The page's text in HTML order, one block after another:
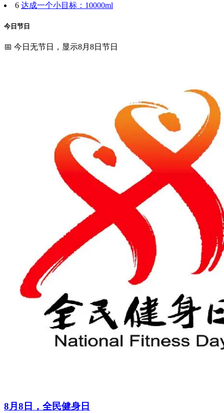
6 达成一个小目标：10000ml
今日节日
📅 今日无节日，显示8月8日节日
8月8日，全民健身日